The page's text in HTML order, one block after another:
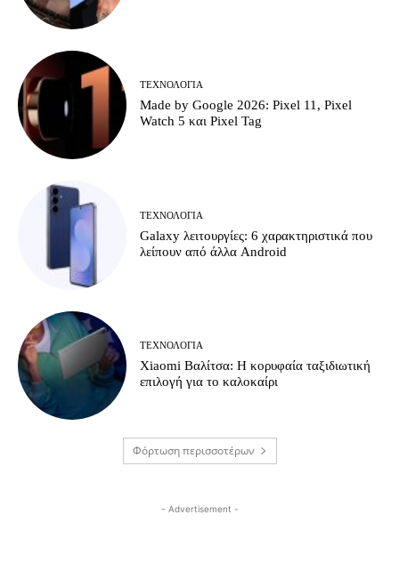
ΤΕΧΝΟΛΟΓΊΑ
Made by Google 2026: Pixel 11, Pixel
Watch 5 και Pixel Tag
ΤΕΧΝΟΛΟΓΊΑ
Galaxy λειτουργίες: 6 χαρακτηριστικά που
λείπουν από άλλα Android
ΤΕΧΝΟΛΟΓΊΑ
Xiaomi Βαλίτσα: Η κορυφαία ταξιδιωτική
επιλογή για το καλοκαίρι
Φόρτωση περισσοτέρων
- Advertisement -